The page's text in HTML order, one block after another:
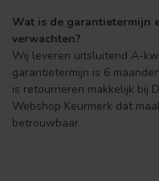
Wat is de garantietermijn
verwachten?
Wij leveren uitsluitend A-
garantietermijn is 6
is retourneren makkelijk bij
Webshop Keurmerk dat
betrouwbaar.